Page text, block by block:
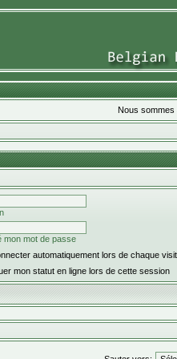
Nous sommes
mon mot de passe
automatiquement lors de chaque
mon statut en ligne lors de cette session